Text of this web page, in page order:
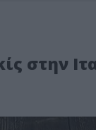
στην